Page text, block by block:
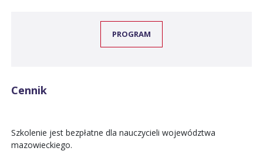
PROGRAM
Cennik
Szkolenie jest bezpłatne dla nauczycieli województwa
mazowieckiego.